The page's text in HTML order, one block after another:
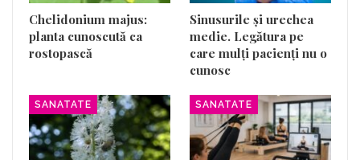
Chelidonium majus:
planta cunoscută ca
rostopască
Sinusurile și urechea
medie. Legătura pe
care mulți pacienți nu o
cunosc
SANATATE SANATATE